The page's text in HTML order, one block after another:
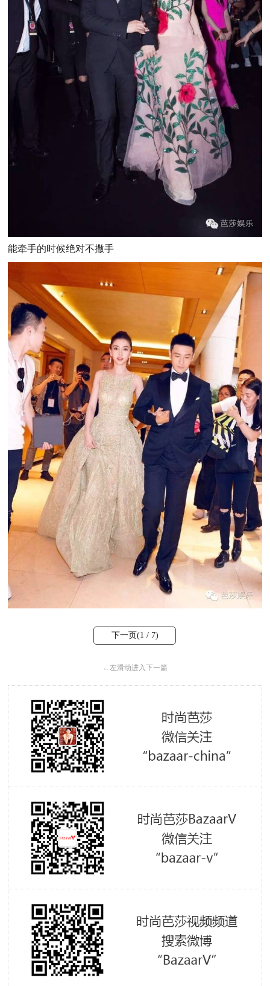
能牵手的时候绝对不撒手
下一页(1 / 7)
← 左滑动进入下一篇